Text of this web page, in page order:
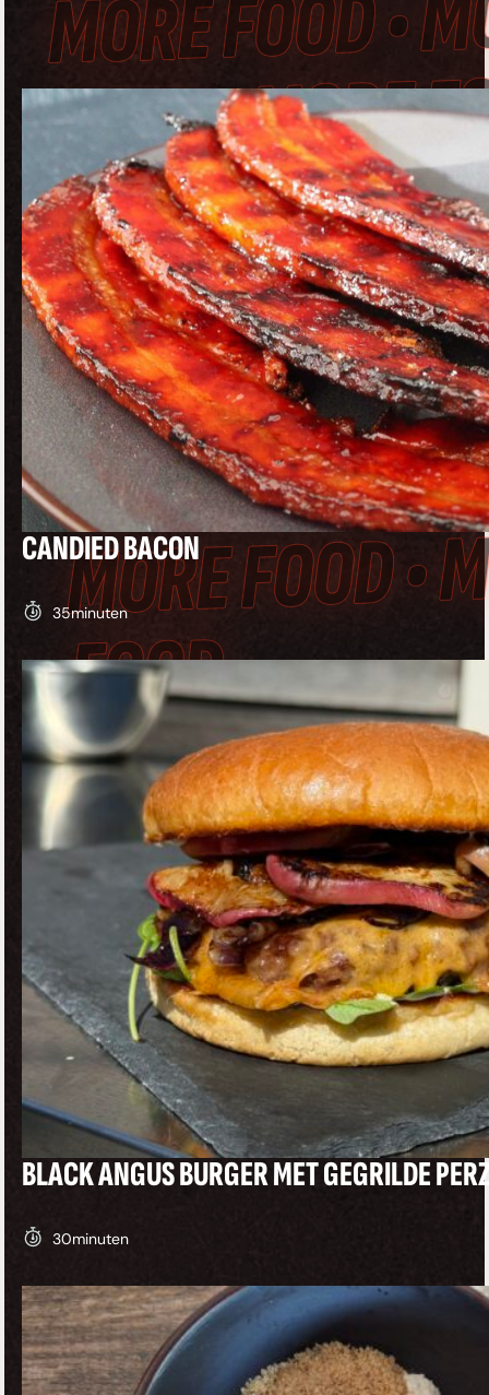
MORE FOOD •
FOOD • MORE
• MORE FOOD •
MORE FOOD •
FOOD • MORE
• MORE FOOD •
MORE FOOD •
FOOD
CANDIED BACON
35minuten
BLACK ANGUS BURGER MET GEGRILDE
30minuten